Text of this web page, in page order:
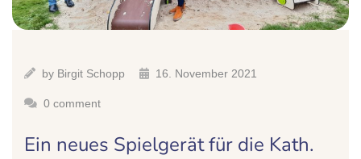
by Birgit Schopp 16. November 2021
0 comment
Ein neues Spielgerät für die Kath.